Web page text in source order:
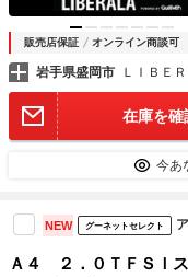
販売店保証 オンライン商談可
岩手県盛岡市 ＬＩＢＥ
在庫を確
今あ
NEW グーネットセレクト
Ａ４ ２．０ＴＦＳＩ